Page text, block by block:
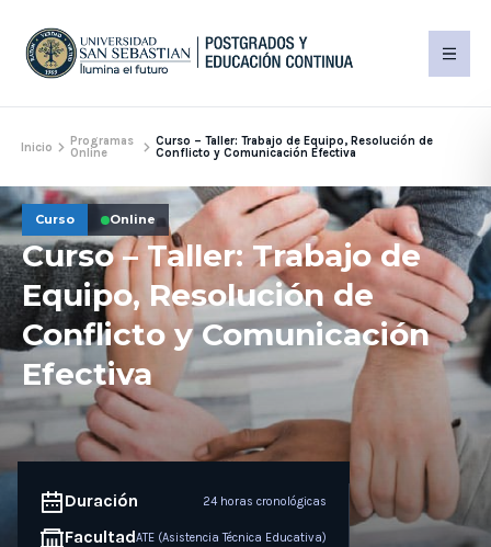
Inicio
Programas
Online
Curso – Taller: Trabajo de Equipo, Resolución de
Conflicto y Comunicación Efectiva
Curso Online
Curso – Taller: Trabajo de
Equipo, Resolución de
Conflicto y Comunicación
Efectiva
Duración 24 horas cronológicas
FacultadATE (Asistencia Técnica Educativa)